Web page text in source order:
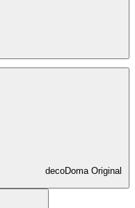
decoDoma Original